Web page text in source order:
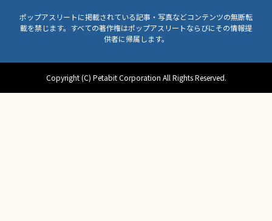
ポップアスリートに掲載されている記事・写真などコンテンツの無断転
載を禁じます。すべての著作権はポップアスリートならびにその情報提
供者に帰属します。
Copyright (C) Petabit Corporation All Rights Reserved.